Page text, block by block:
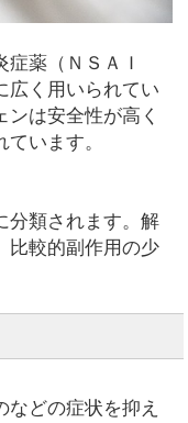
薬（ＮＳＡＩ
広く用いられてい
は安全性が高く
います。
分類されます。解
比較的副作用の少
どの症状を抑え